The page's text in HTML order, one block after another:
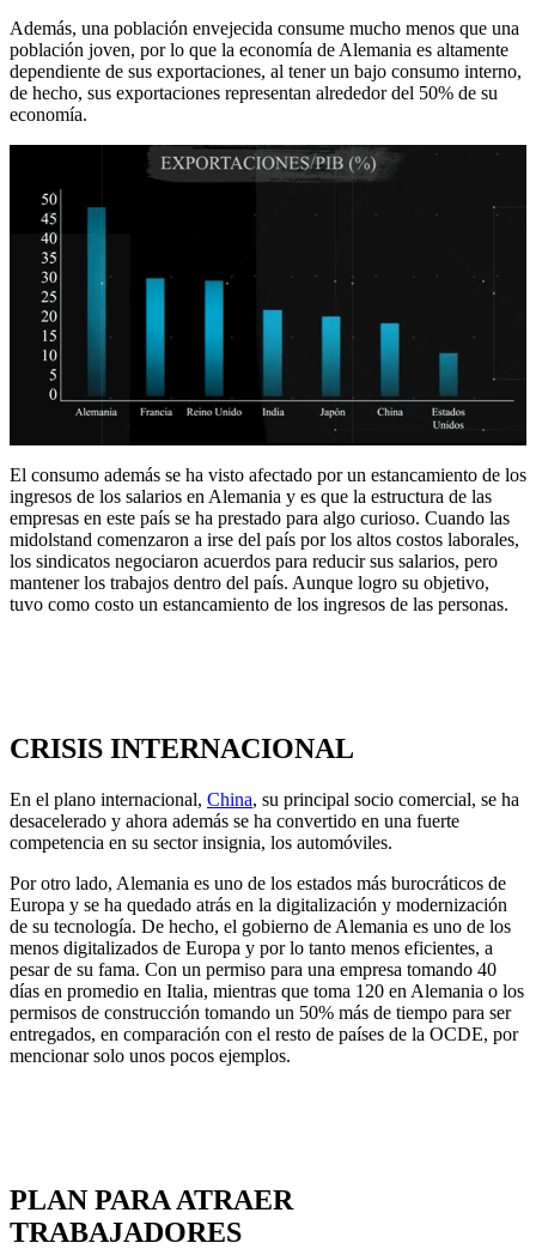
Además, una población envejecida consume mucho menos que una
población joven, por lo que la economía de Alemania es altamente
dependiente de sus exportaciones, al tener un bajo consumo interno,
de hecho, sus exportaciones representan alrededor del 50% de su
economía.
El consumo además se ha visto afectado por un estancamiento de los
ingresos de los salarios en Alemania y es que la estructura de las
empresas en este país se ha prestado para algo curioso. Cuando las
midolstand comenzaron a irse del país por los altos costos laborales,
los sindicatos negociaron acuerdos para reducir sus salarios, pero
mantener los trabajos dentro del país. Aunque logro su objetivo,
tuvo como costo un estancamiento de los ingresos de las personas.
CRISIS INTERNACIONAL
En el plano internacional, China, su principal socio comercial, se ha
desacelerado y ahora además se ha convertido en una fuerte
competencia en su sector insignia, los automóviles.
Por otro lado, Alemania es uno de los estados más burocráticos de
Europa y se ha quedado atrás en la digitalización y modernización
de su tecnología. De hecho, el gobierno de Alemania es uno de los
menos digitalizados de Europa y por lo tanto menos eficientes, a
pesar de su fama. Con un permiso para una empresa tomando 40
días en promedio en Italia, mientras que toma 120 en Alemania o los
permisos de construcción tomando un 50% más de tiempo para ser
entregados, en comparación con el resto de países de la OCDE, por
mencionar solo unos pocos ejemplos.
PLAN PARA ATRAER
TRABAJADORES